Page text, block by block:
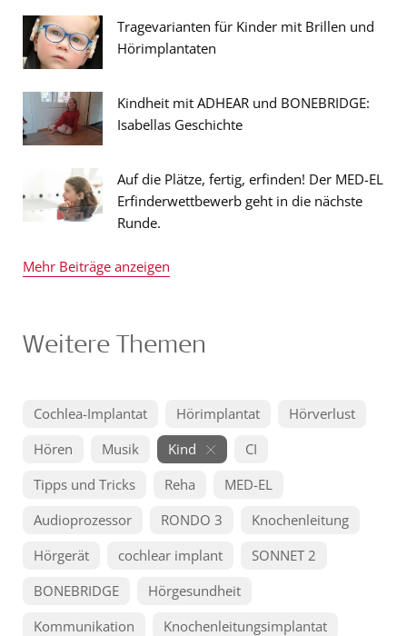
Tragevarianten für Kinder mit Brillen und
Hörimplantaten
Kindheit mit ADHEAR und BONEBRIDGE:
Isabellas Geschichte
Auf die Plätze, fertig, erfinden! Der MED-EL
Erfinderwettbewerb geht in die nächste
Runde.
Mehr Beiträge anzeigen
Weitere Themen
Cochlea-Implantat Hörimplantat
Hörverlust
Hören
Musik Kind
CI
Tipps und Tricks
Reha
MED-EL
Audioprozessor
RONDO 3
Knochenleitung
Hörgerät
cochlear implant
SONNET 2
BONEBRIDGE
Hörgesundheit
Kommunikation
Knochenleitungsimplantat